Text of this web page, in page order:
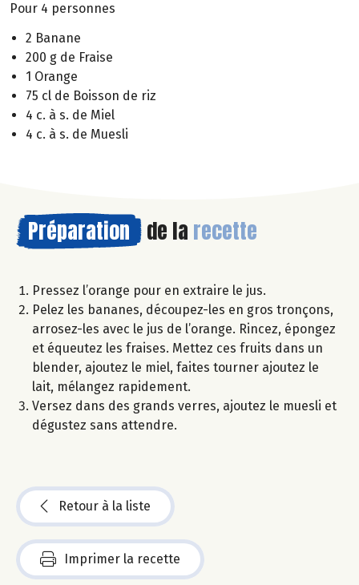
Pour 4 personnes
2 Banane
200 g de Fraise
1 Orange
75 cl de Boisson de riz
4 c. à s. de Miel
4 c. à s. de Muesli
Préparation de la recette
Pressez l’orange pour en extraire le jus.
Pelez les bananes, découpez-les en gros tronçons,
arrosez-les avec le jus de l’orange. Rincez, épongez
et équeutez les fraises. Mettez ces fruits dans un
blender, ajoutez le miel, faites tourner ajoutez le
lait, mélangez rapidement.
Versez dans des grands verres, ajoutez le muesli et
dégustez sans attendre.
Retour à la liste
Imprimer la recette